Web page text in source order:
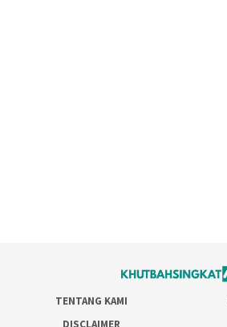
TENTANG KAMI
DISCLAIMER